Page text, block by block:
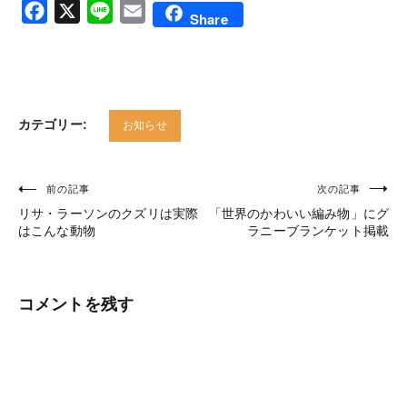
Facebook
X Line Email Share
カテゴリー: お知らせ
投
稿
ゲ
前の記事
リサ・ラーソンのクズリは実際
はこんな動物
次の記事
「世界のかわいい編み物」にグ
ラニーブランケット掲載
コメントを残す